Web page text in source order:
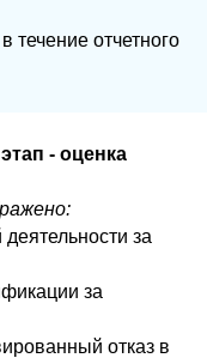
отчетного
- оценка
за
за
отказ в